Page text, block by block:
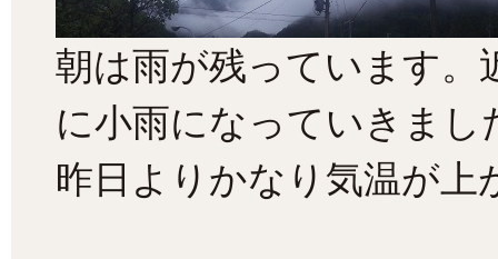
朝は雨が残っています。
に小雨になっていきまし
昨日よりかなり気温が上